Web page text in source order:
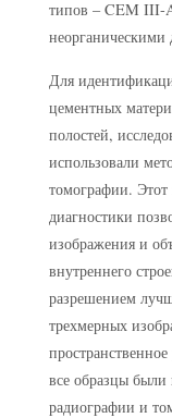
типов – CEM III-
неорганическими
Для
цементных
полостей,
использовали
томографии.
диагностики
изображения и
внутреннего
разрешением
трехмерных
все образцы
радиографии и